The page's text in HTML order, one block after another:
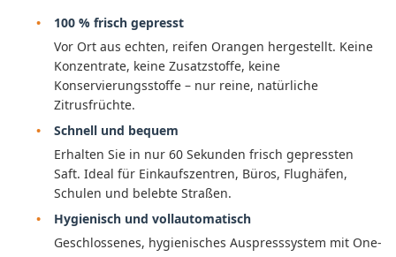
100 % frisch gepresst
Vor Ort aus echten, reifen Orangen hergestellt. Keine
Konzentrate, keine Zusatzstoffe, keine
Konservierungsstoffe – nur reine, natürliche
Zitrusfrüchte.
Schnell und bequem
Erhalten Sie in nur 60 Sekunden frisch gepressten
Saft. Ideal für Einkaufszentren, Büros, Flughäfen,
Schulen und belebte Straßen.
Hygienisch und vollautomatisch
Geschlossenes, hygienisches Auspresssystem mit One-